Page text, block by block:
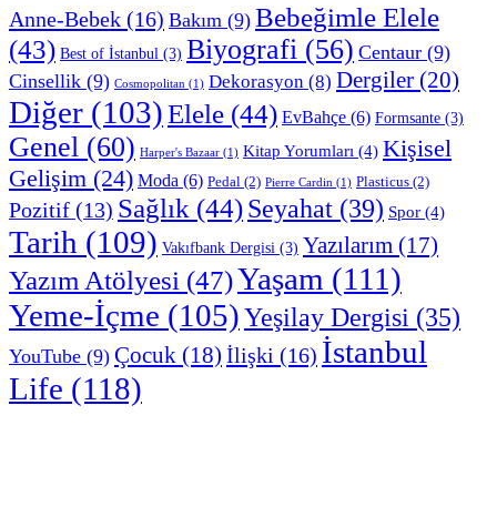
Anne-Bebek (16) Bakım (9) Bebeğimle Elele
(43) Best of İstanbul (3) Biyografi (56) Centaur (9)
Cinsellik (9) Cosmopolitan (1) Dekorasyon (8) Dergiler (20)
Diğer (103)Elele (44) EvBahçe (6) Formsante (3)
Genel (60) Harper's Bazaar (1) Kitap Yorumları (4) Kişisel
Gelişim (24) Moda (6) Pedal (2) Pierre Cardin (1) Plasticus (2)
Pozitif (13) Sağlık (44)Seyahat (39) Spor (4)
Tarih (109) Vakıfbank Dergisi (3) Yazılarım (17)
Yazım Atölyesi (47)Yaşam (111)
Yeme-İçme (105)Yeşilay Dergisi (35)
YouTube (9) Çocuk (18) İlişki (16) İstanbul
Life (118)